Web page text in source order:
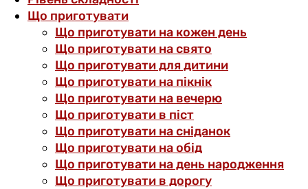
Що приготувати
Що приготувати на кожен день
Що приготувати на свято
Що приготувати для дитини
Що приготувати на пікнік
Що приготувати на вечерю
Що приготувати в піст
Що приготувати на сніданок
Що приготувати на обід
Що приготувати на день народження
Що приготувати в дорогу